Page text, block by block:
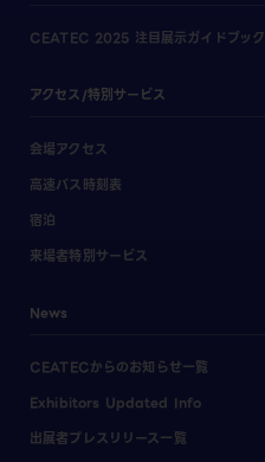
CEATEC 2025 注目展示ガイドブック
アクセス/特別サービス
会場アクセス
高速バス時刻表
宿泊
来場者特別サービス
News
CEATECからのお知らせ一覧
Exhibitors Updated Info
出展者プレスリリース一覧